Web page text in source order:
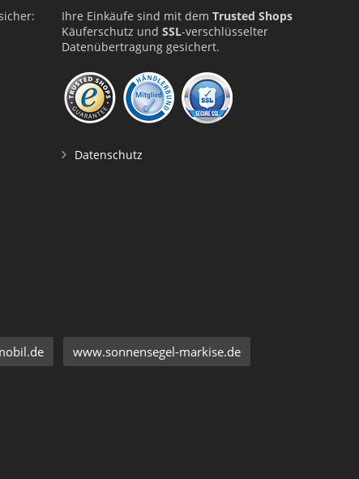
Ihre Einkäufe sind mit dem Trusted Shops
Käuferschutz und SSL-verschlüsselter
Datenübertragung gesichert.
Datenschutz
www.sonnensegel-markise.de